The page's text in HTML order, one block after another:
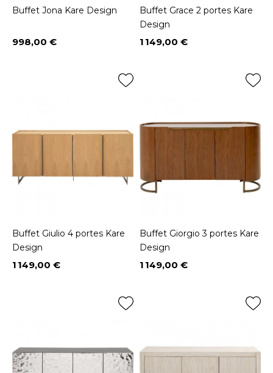
Buffet Jona Kare Design
Prix
998,00 €
Buffet Grace 2 portes Kare
Design
Prix
1 149,00 €
Buffet Giulio 4 portes Kare
Design
Prix
1 149,00 €
Buffet Giorgio 3 portes Kare
Design
Prix
1 149,00 €